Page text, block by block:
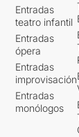
Entradas
teatro infantil
Entradas
ópera
Entradas
improvisación
Entradas
monólogos